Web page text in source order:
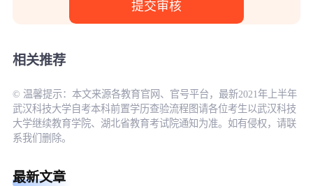
相关推荐
© 温馨提示：本文来源各教育官网、官号平台，最新2021年上半年
武汉科技大学自考本科前置学历查验流程图请各位考生以武汉科技
大学继续教育学院、湖北省教育考试院通知为准。如有侵权，请联
系我们删除。
最新文章